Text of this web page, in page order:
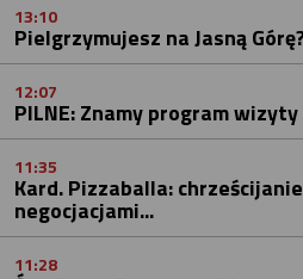
13:10
Pielgrzymujesz na Jasną
12:07
PILNE: Znamy program
11:35
Kard. Pizzaballa:
negocjacjami...
11:28